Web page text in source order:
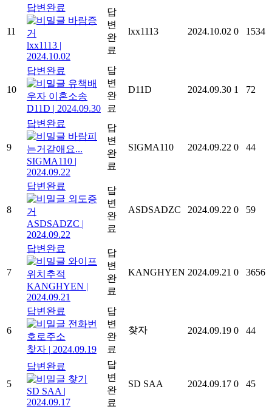
11
답변완료
바람증
거
lxx1113 |
2024.10.02
답
변
완
료
lxx1113 2024.10.02 0 1534
10
답변완료
유책배
우자 이혼소송
D11D | 2024.09.30
답
변
완
료
D11D 2024.09.30 1 72
9
답변완료
바람피
는거같애요...
SIGMA110 |
2024.09.22
답
변
완
료
SIGMA110 2024.09.22 0 44
8
답변완료
외도증
거
ASDSADZC |
2024.09.22
답
변
완
료
ASDSADZC 2024.09.22 0 59
7
답변완료
와이프
위치추적
KANGHYEN |
2024.09.21
답
변
완
료
KANGHYEN 2024.09.21 0 3656
6
답변완료
전화번
호로주소
찾자 | 2024.09.19
답
변
완
료
찾자 2024.09.19 0 44
5
답변완료
찾기
SD SAA |
2024.09.17
답
변
완
료
SD SAA 2024.09.17 0 45